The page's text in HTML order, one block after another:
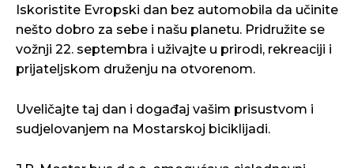
Iskoristite Evropski dan bez automobila da učinite
nešto dobro za sebe i našu planetu. Pridružite se
vožnji 22. septembra i uživajte u prirodi, rekreaciji i
prijateljskom druženju na otvorenom.
Uveličajte taj dan i događaj vašim prisustvom i
sudjelovanjem na Mostarskoj biciklijadi.